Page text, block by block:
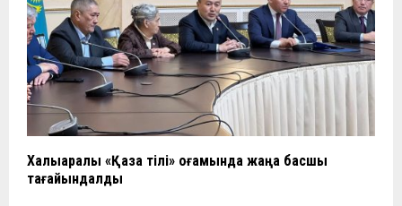
Халықаралық «Қазақ тілі» қоғамында жаңа басшы
тағайындалды